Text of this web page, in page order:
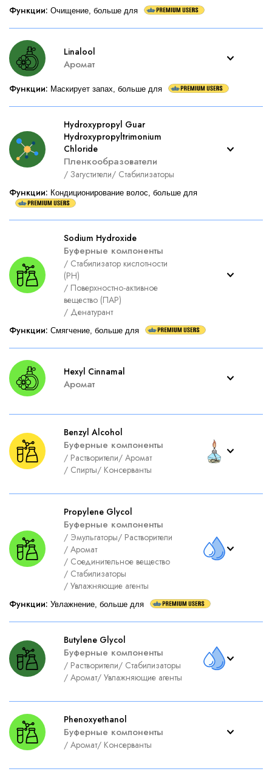
Функции: Очищение, больше для
Linalool
Аромат
Функции: Маскирует запах, больше для
Hydroxypropyl Guar
Hydroxypropyltrimonium
Chloride
Пленкообразователи
/ Загустители/ Стабилизаторы
Функции: Кондиционирование волос, больше для
Sodium Hydroxide
Буферные компоненты
/ Стабилизатор кислотности
(PH)
/ Поверхностно-активное
вещество (ПАР)
/ Денатурант
Функции: Смягчение, больше для
Hexyl Cinnamal
Аромат
Benzyl Alcohol
Буферные компоненты
/ Растворители/ Аромат
/ Спирты/ Консерванты
Propylene Glycol
Буферные компоненты
/ Эмульгаторы/ Растворители
/ Аромат
/ Соединительное вещество
/ Стабилизаторы
/ Увлажняющие агенты
Функции: Увлажнение, больше для
Butylene Glycol
Буферные компоненты
/ Растворители/ Стабилизаторы
/ Аромат/ Увлажняющие агенты
Phenoxyethanol
Буферные компоненты
/ Аромат/ Консерванты